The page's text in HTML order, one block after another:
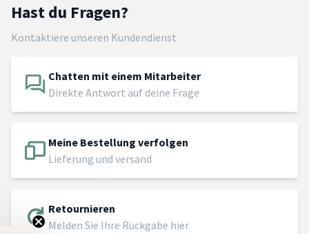
Hast du Fragen?
Kontaktiere unseren Kundendienst
Chatten mit einem Mitarbeiter
Direkte Antwort auf deine Frage
Meine Bestellung verfolgen
Lieferung und versand
Retournieren
Melden Sie Ihre Rückgabe hier